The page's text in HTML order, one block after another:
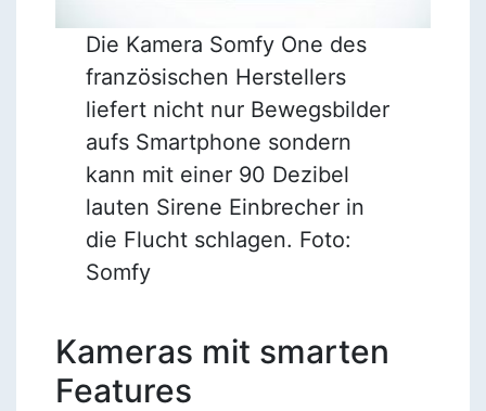
Die Kamera Somfy One des
französischen Herstellers
liefert nicht nur Bewegsbilder
aufs Smartphone sondern
kann mit einer 90 Dezibel
lauten Sirene Einbrecher in
die Flucht schlagen. Foto:
Somfy
Kameras mit smarten
Features